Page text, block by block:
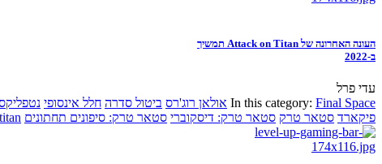
העונה האחרונה של Attack on Titan תמשיך
ב-2022
עדי פרל
In this category: Final Space אולאן רוג'רס ביטול סדרה חלל אינסופי
פיקארד סטאר טרק סטאר טרק: דיסקוברי סטאר טרק: סיפונים תחתונים